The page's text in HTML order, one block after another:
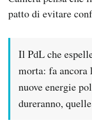
Economia
PODCAST
NEWSLETTER
patto di evitare
Il PdL che
morta: fa ancora
nuove energie
dureranno,